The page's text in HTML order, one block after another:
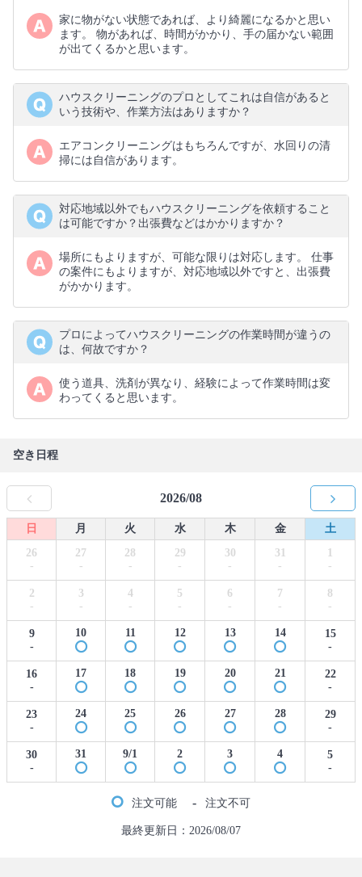
家に物がない状態であれば、より綺麗になるかと思い
ます。 物があれば、時間がかかり、手の届かない範囲
が出てくるかと思います。
ハウスクリーニングのプロとしてこれは自信があると
いう技術や、作業方法はありますか？
エアコンクリーニングはもちろんですが、水回りの清
掃には自信があります。
対応地域以外でもハウスクリーニングを依頼すること
は可能ですか？出張費などはかかりますか？
場所にもよりますが、可能な限りは対応します。 仕事
の案件にもよりますが、対応地域以外ですと、出張費
がかかります。
プロによってハウスクリーニングの作業時間が違うの
は、何故ですか？
使う道具、洗剤が異なり、経験によって作業時間は変
わってくると思います。
空き日程
2026/08
日 月 火 水 木 金
土
26
-
27
-
28
-
29
-
30
-
31
-
1
-
2
-
3
-
4
-
5
-
6
-
7
-
8
-
9
-
10 11 12 13 14
15
-
16
-
17 18 19 20 21
22
-
23
-
24 25 26 27 28
29
-
30
-
31 9/1 2 3 4
5
-
注文可能 - 注文不可
最終更新日：2026/08/07